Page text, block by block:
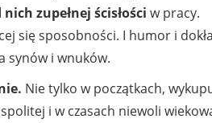
zupełnej ścisłości w pracy.
się sposobności. I humor i
synów i wnuków.
Nie tylko w początkach,
i w czasach niewoli